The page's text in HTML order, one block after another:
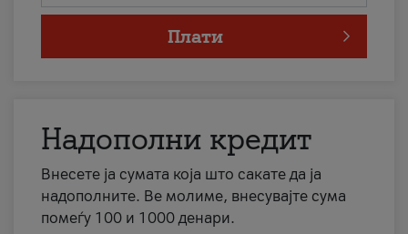
Плати
Надополни кредит
Внесете ја сумата која што сакате да ја
надополните. Ве молиме, внесувајте сума
помеѓу 100 и 1000 денари.